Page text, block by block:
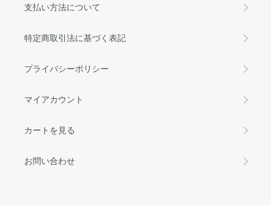
支払い方法について
特定商取引法に基づく表記
プライバシーポリシー
マイアカウント
カートを見る
お問い合わせ